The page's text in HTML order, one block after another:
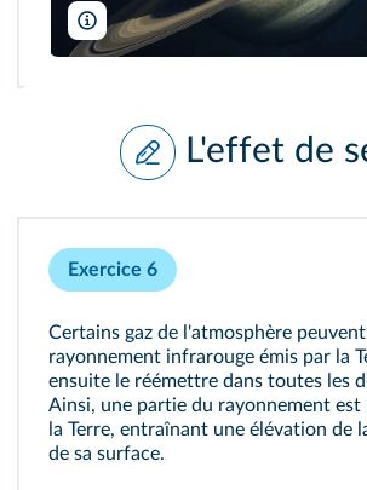
Vadim Sadovski/shutterstock
L'effet de
Exercice 6
Certains gaz de l'atmosphère
rayonnement infrarouge émis par la
ensuite le réémettre dans toutes les
Ainsi, une partie du rayonnement est
la Terre, entraînant une élévation de
de sa surface.